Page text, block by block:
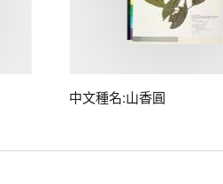
中文種名:山香圓